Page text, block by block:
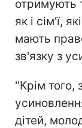
отримують
як і сім'ї,
мають
зв'язку з
"Крім того,
дітей,